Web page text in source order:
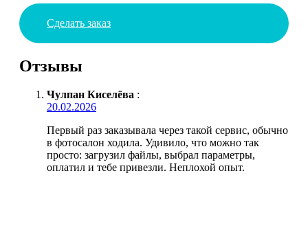
Сделать заказ
Отзывы
Чулпан Киселёва :
20.02.2026
Первый раз заказывала через такой сервис, обычно
в фотосалон ходила. Удивило, что можно так
просто: загрузил файлы, выбрал параметры,
оплатил и тебе привезли. Неплохой опыт.